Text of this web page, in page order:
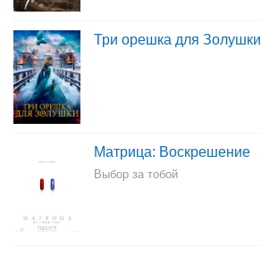
Три орешка для Золушки
Матрица: Воскрешение
Выбор за тобой